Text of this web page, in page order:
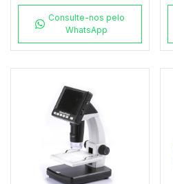
Consulte-nos pelo
WhatsApp